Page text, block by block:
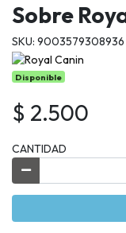
Sobre
SKU: 9003579308936
Disponible
$ 2.500
CANTIDAD